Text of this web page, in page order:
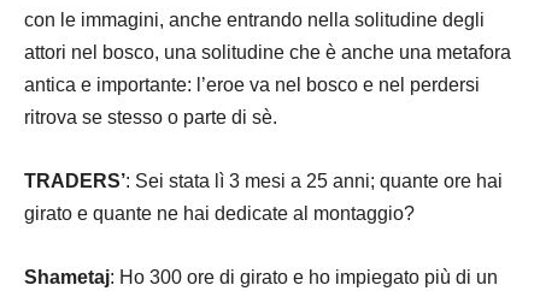
con le immagini, anche entrando nella solitudine degli
attori nel bosco, una solitudine che è anche una metafora
antica e importante: l’eroe va nel bosco e nel perdersi
ritrova se stesso o parte di sè.
TRADERS’: Sei stata lì 3 mesi a 25 anni; quante ore hai
girato e quante ne hai dedicate al montaggio?
Shametaj: Ho 300 ore di girato e ho impiegato più di un